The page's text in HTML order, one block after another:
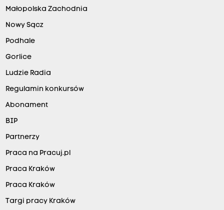
Małopolska Zachodnia
Nowy Sącz
Podhale
Gorlice
Ludzie Radia
Regulamin konkursów
Abonament
BIP
Partnerzy
Praca na Pracuj.pl
Praca Kraków
Praca Kraków
Targi pracy Kraków